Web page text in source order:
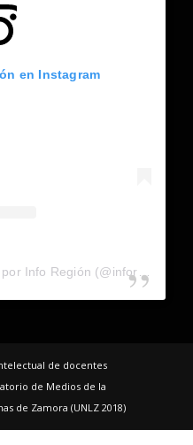
en Instagram
de docentes
de Medios de la
de Zamora (UNLZ 2018)